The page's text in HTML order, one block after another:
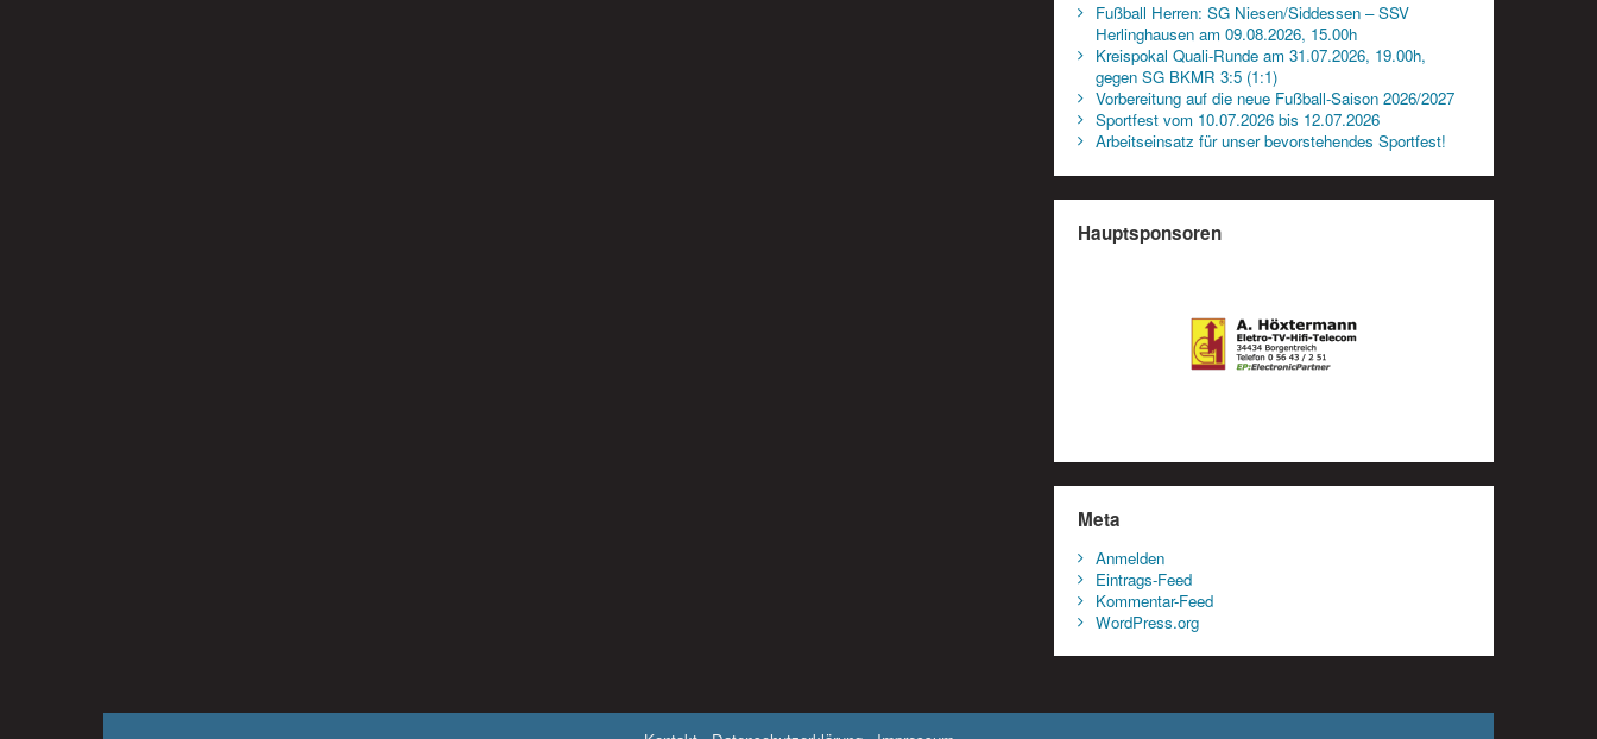
Fußball Herren: SG Niesen/Siddessen – SSV
Herlinghausen am 09.08.2026, 15.00h
Kreispokal Quali-Runde am 31.07.2026, 19.00h,
gegen SG BKMR 3:5 (1:1)
Vorbereitung auf die neue Fußball-Saison 2026/2027
Sportfest vom 10.07.2026 bis 12.07.2026
Arbeitseinsatz für unser bevorstehendes Sportfest!
Hauptsponsoren
Meta
Anmelden
Eintrags-Feed
Kommentar-Feed
WordPress.org